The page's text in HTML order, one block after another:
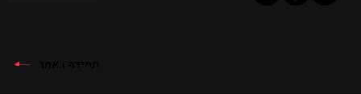
by wixproisrael.com